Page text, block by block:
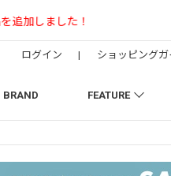
周年 H.D. Track Pant
BRAND FEATURE
ログイン | ショッピングガ